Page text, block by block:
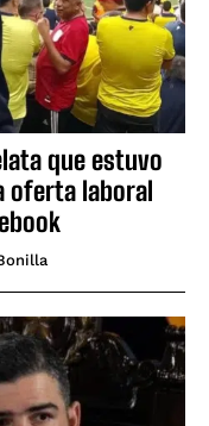
que estuvo
oferta laboral